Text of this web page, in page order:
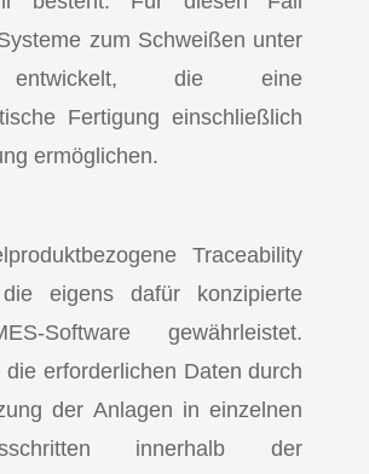
zum Schweißen unter
entwickelt, die eine
Fertigung einschließlich
ermöglichen.
Traceability
eigens dafür konzipierte
Software gewährleistet.
die erforderlichen Daten durch
der Anlagen in einzelnen
innerhalb der